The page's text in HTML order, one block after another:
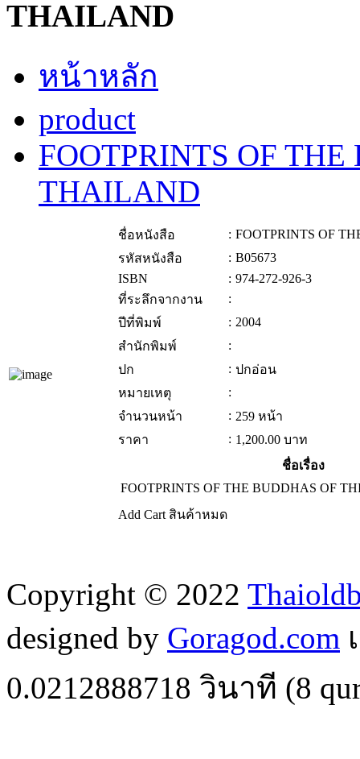
THAILAND
หน้าหลัก
product
FOOTPRINTS OF
THAILAND
ชื่อหนังสือ : FOOTPRINTS OF
รหัสหนังสือ
: B05673
ISBN
: 974-272-926-3
ที่ระลึกจากงาน
:
ปีที่พิมพ์
: 2004
สำนักพิมพ์
:
ปก
: ปกอ่อน
หมายเหตุ
:
จำนวนหน้า
: 259 หน้า
ราคา
: 1,200.00 บาท
ชื่อเรื่อง
FOOTPRINTS OF THE BUDDHAS OF
Add Cart สินค้าหมด
Copyright © 2022
designed by Goragod.com
0.0212888718 วินาที (8